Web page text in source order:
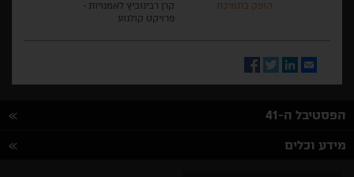
הופק בתמיכת
קרן רבינוביץ לאמנויות -
פרויקט קולנוע
Email
LinkedIn
Twitter
Facebook
הפסטיבל ה-41
מידע וכלים